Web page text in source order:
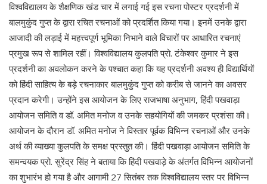
विश्वविद्यालय के शैक्षणिक खंड चार में लगाई गई इस रचना पोस्टर प्रदर्शनी में
बालमुकुंद गुप्त के द्वारा रचित रचनाओं को प्रदर्शित किया गया। इनमें उनके द्वारा
आजादी की लड़ाई में महत्त्वपूर्ण भूमिका निभाने वाले विचारों पर आधारित रचनाएं
प्रमुख रूप से शामिल रहीं। विश्वविद्यालय कुलपति प्रो. टंकेश्वर कुमार ने इस
प्रदर्शनी का अवलोकन करने के पश्चात कहा कि यह प्रदर्शनी अवश्य ही विद्यार्थियों
को हिंदी साहित्य के बड़े रचनाकार बालमुकुंद गुप्त को करीब से जानने का अवसर
प्रदान करेगी। उन्होंने इस आयोजन के लिए राजभाषा अनुभाग, हिंदी पखवाड़ा
आयोजन समिति व डॉ. अमित मनोज व उनके सहयोगियों की जमकर प्रशंसा की।
आयोजन के दौरान डॉ. अमित मनोज ने विस्तार पूर्वक विभिन्न रचनाओं और उनके
अर्थ की व्याख्या कुलपति के समक्ष प्रस्तुत की। हिंदी पखवाड़ा आयोजन समिति के
समन्वयक प्रो. सुरेंद्र सिंह ने बताया कि हिंदी पखवाड़े के अंतर्गत विभिन्न आयोजनों
का शुभारंभ हो गया है और आगामी 27 सितंबर तक विश्वविद्यालय स्तर पर विभिन्न